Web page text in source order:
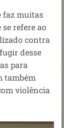
faz muitas
refere ao
contra
desse
para
também
violência